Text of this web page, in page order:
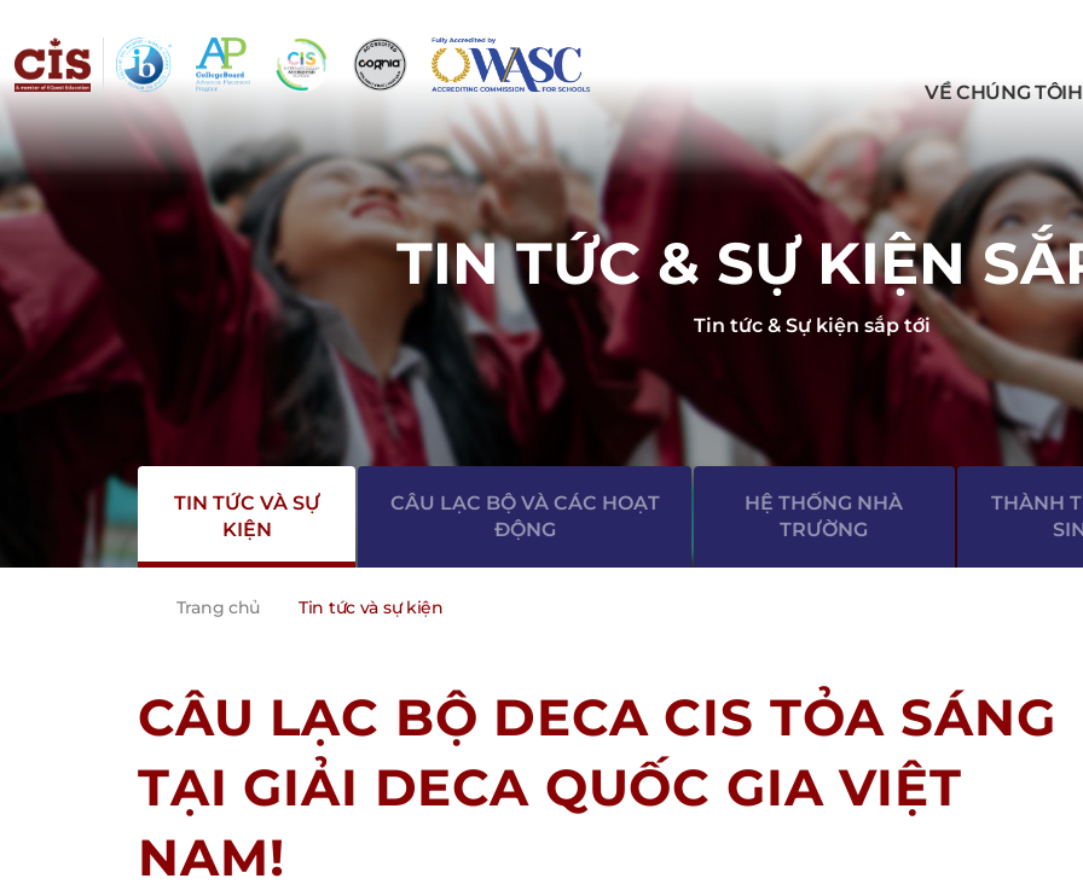
VỀ CHÚNG TÔI
TIN TỨC & SỰ KIỆN
Tin tức & Sự kiện sắp tới
TIN TỨC VÀ SỰ
KIỆN
CÂU LẠC BỘ VÀ CÁC HOẠT
ĐỘNG
HỆ THỐNG NHÀ
TRƯỜNG
THÀNH
Trang chủ Tin tức và sự kiện
CÂU LẠC BỘ DECA CIS TỎA SÁNG
TẠI GIẢI DECA QUỐC GIA VIỆT
NAM!